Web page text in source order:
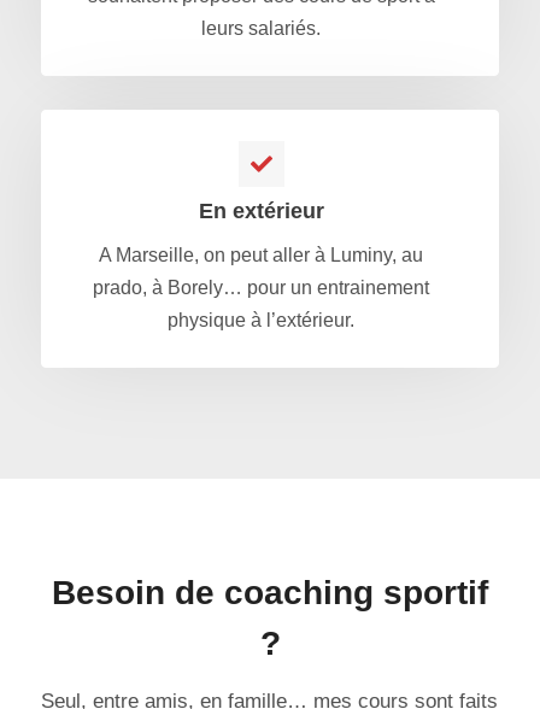
leurs salariés.
En extérieur
A Marseille, on peut aller à Luminy, au
prado, à Borely… pour un entrainement
physique à l’extérieur.
Besoin de coaching sportif
?
Seul, entre amis, en famille… mes cours sont faits